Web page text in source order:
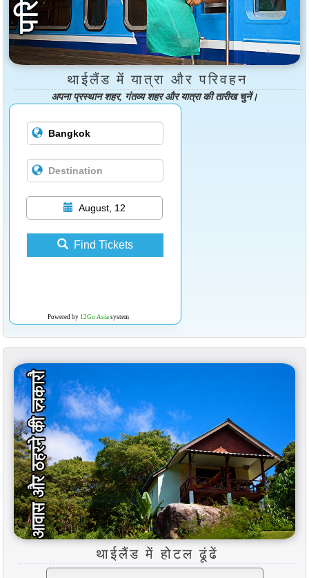
थाईलैंड में यात्रा और परिवहन
अपना प्रस्थान शहर, गंतव्य शहर और यात्रा की तारीख चुनें।
August, 12
Find Tickets
Powered by 12Go Asiasystem
थाईलैंड में होटल ढूंढें